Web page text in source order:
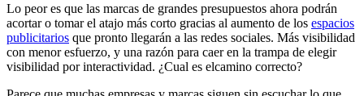
Lo peor es que las marcas de grandes presupuestos ahora podrán
acortar o tomar el atajo más corto gracias al aumento de los espacios
publicitarios que pronto llegarán a las redes sociales. Más visibilidad
con menor esfuerzo, y una razón para caer en la trampa de elegir
visibilidad por interactividad. ¿Cual es elcamino correcto?